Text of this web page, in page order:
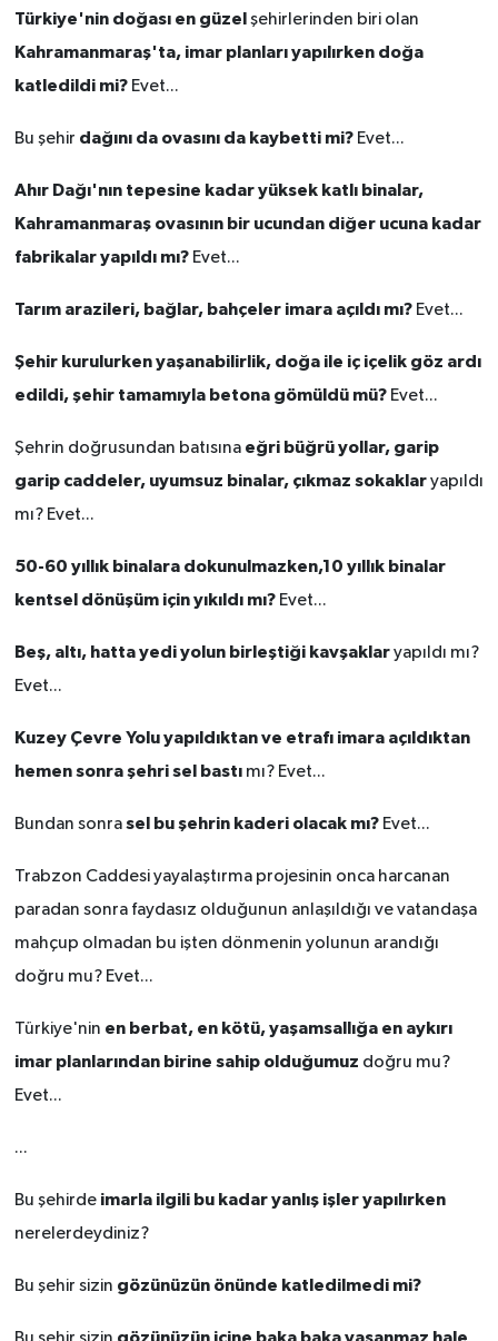
Türkiye'nin doğası en güzel şehirlerinden biri olan
Kahramanmaraş'ta, imar planları yapılırken doğa
katledildi mi?Evet...
Bu şehir dağını da ovasını da kaybetti mi?Evet...
Ahır Dağı'nın tepesine kadar yüksek katlı binalar,
Kahramanmaraş ovasının bir ucundan diğer ucuna kadar
fabrikalar yapıldı mı?Evet...
Tarım arazileri, bağlar, bahçeler imara açıldı mı?Evet...
Şehir kurulurken yaşanabilirlik, doğa ile iç içelik göz ardı
edildi, şehir tamamıyla betona gömüldü mü?Evet...
Şehrin doğrusundan batısına eğri büğrü yollar, garip
garip caddeler, uyumsuz binalar, çıkmaz sokaklaryapıldı
mı? Evet...
50-60 yıllık binalara dokunulmazken,10 yıllık binalar
kentsel dönüşüm için yıkıldı mı?Evet...
Beş, altı, hatta yedi yolun birleştiği kavşaklaryapıldı mı?
Evet...
Kuzey Çevre Yolu yapıldıktan ve etrafı imara açıldıktan
hemen sonra şehri sel bastımı? Evet...
Bundan sonrasel bu şehrin kaderi olacak mı? Evet...
Trabzon Caddesi yayalaştırma projesinin onca harcanan
paradan sonra faydasız olduğunun anlaşıldığı ve vatandaşa
mahçup olmadan bu işten dönmenin yolunun arandığı
doğru mu? Evet...
Türkiye'nin en berbat, en kötü, yaşamsallığa en aykırı
imar planlarından birine sahip olduğumuz doğru mu?
Evet...
...
Bu şehirde imarla ilgili bu kadar yanlış işler yapılırken
nerelerdeydiniz?
Bu şehir sizin gözünüzün önünde katledilmedi mi?
gözünüzün içine baka baka yaşanmaz hale
BİLİMNET
SEÇİM 2014
KİM KİMDİR
KİTAP
HEDEF2020
MİZAH
TARİH
Politika
YEREL
ASAYİŞ
SEÇİM 2015
ÇEVRE
TANITIM